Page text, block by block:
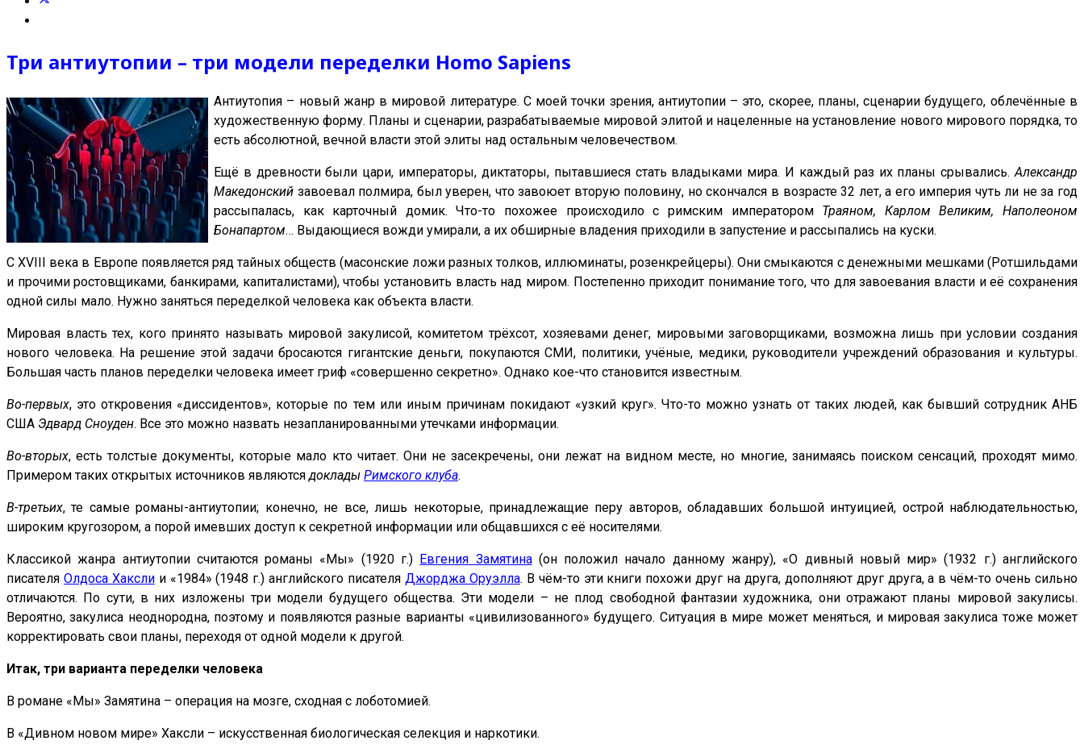
Три антиутопии – три модели переделки Homo Sapiens
Антиутопия – новый жанр в мировой литературе. С моей точки зрения, антиутопии – это, скорее, планы, сценарии будущего, облечённые в
художественную форму. Планы и сценарии, разрабатываемые мировой элитой и нацеленные на установление нового мирового порядка, то
есть абсолютной, вечной власти этой элиты над остальным человечеством.
Ещё в древности были цари, императоры, диктаторы, пытавшиеся стать владыками мира. И каждый раз их планы срывались.Александр
Македонский завоевал полмира, был уверен, что завоюет вторую половину, но скончался в возрасте 32 лет, а его империя чуть ли не за год
рассыпалась, как карточный домик. Что-то похожее происходило с римским императором Траяном, Карлом Великим, Наполеоном
Бонапартом… Выдающиеся вожди умирали, а их обширные владения приходили в запустение и рассыпались на куски.
С XVIII века в Европе появляется ряд тайных обществ (масонские ложи разных толков, иллюминаты, розенкрейцеры). Они смыкаются с денежными мешками (Ротшильдами
и прочими ростовщиками, банкирами, капиталистами), чтобы установить власть над миром. Постепенно приходит понимание того, что для завоевания власти и её сохранения
одной силы мало. Нужно заняться переделкой человека как объекта власти.
Мировая власть тех, кого принято называть мировой закулисой, комитетом трёхсот, хозяевами денег, мировыми заговорщиками, возможна лишь при условии создания
нового человека. На решение этой задачи бросаются гигантские деньги, покупаются СМИ, политики, учёные, медики, руководители учреждений образования и культуры.
Большая часть планов переделки человека имеет гриф «совершенно секретно». Однако кое-что становится известным.
Во-первых, это откровения «диссидентов», которые по тем или иным причинам покидают «узкий круг». Что-то можно узнать от таких людей, как бывший сотрудник АНБ
США Эдвард Сноуден. Все это можно назвать незапланированными утечками информации.
Во-вторых, есть толстые документы, которые мало кто читает. Они не засекречены, они лежат на видном месте, но многие, занимаясь поиском сенсаций, проходят мимо.
Примером таких открытых источников являютсядоклады Римского клуба.
В-третьих, те самые романы-антиутопии; конечно, не все, лишь некоторые, принадлежащие перу авторов, обладавших большой интуицией, острой наблюдательностью,
широким кругозором, а порой имевших доступ к секретной информации или общавшихся с её носителями.
Классикой жанра антиутопии считаются романы «Мы» (1920 г.) Евгения Замятина(он положил начало данному жанру), «О дивный новый мир» (1932 г.) английского
писателя Олдоса Хакслии «1984» (1948 г.) английского писателя Джорджа Оруэлла. В чём-то эти книги похожи друг на друга, дополняют друг друга, а в чём-то очень сильно
отличаются. По сути, в них изложены три модели будущего общества. Эти модели – не плод свободной фантазии художника, они отражают планы мировой закулисы.
Вероятно, закулиса неоднородна, поэтому и появляются разные варианты «цивилизованного» будущего. Ситуация в мире может меняться, и мировая закулиса тоже может
корректировать свои планы, переходя от одной модели к другой.
Итак, три варианта переделки человека
В романе «Мы» Замятина – операция на мозге, сходная с лоботомией.
В «Дивном новом мире» Хаксли – искусственная биологическая селекция и наркотики.